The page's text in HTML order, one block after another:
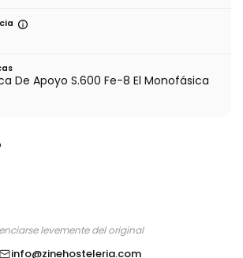
De Apoyo S.600 Fe-8 El Monofásica
levemente del original
info@zinehosteleria.com